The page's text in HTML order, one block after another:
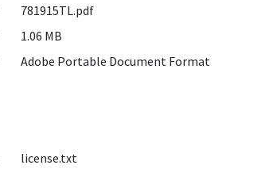
781915TL.pdf
1.06 MB
Adobe Portable Document Format
license.txt